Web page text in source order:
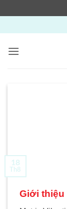
qua
nội
18
Th8
Giới thiệu